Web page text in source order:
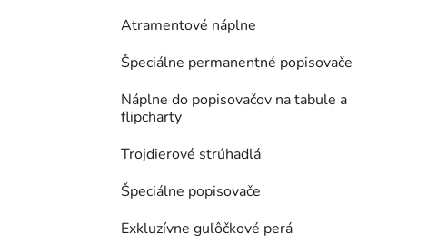
Atramentové náplne
Špeciálne permanentné popisovače
Náplne do popisovačov na tabule a
flipcharty
Trojdierové strúhadlá
Špeciálne popisovače
Exkluzívne guľôčkové perá